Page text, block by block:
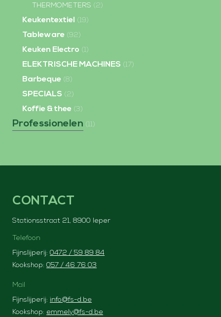
THERMOMETERS (2)
Keukentextiel (19)
Tableware (92)
Keuken Electro (1)
ELEKTRISCHE MACHINES (17)
Barbeque (8)
SPECIALS (2)
Koffie & thee (3)
Professionelen (11)
CONTACT
Stationsstraat 21, 8900 Ieper
Telefoon
Fijnslijperij: 0472 / 59 89 84
Kookshop: 057 / 46 76 03
Mail
Fijnslijperij: info@fs-d.be
Kookshop: emmely@fs-d.be